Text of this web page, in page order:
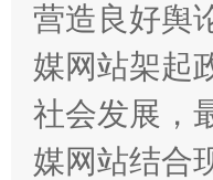
习近平的博鳌
营造良好舆
媒网站架起
社会发展，
媒网站结合